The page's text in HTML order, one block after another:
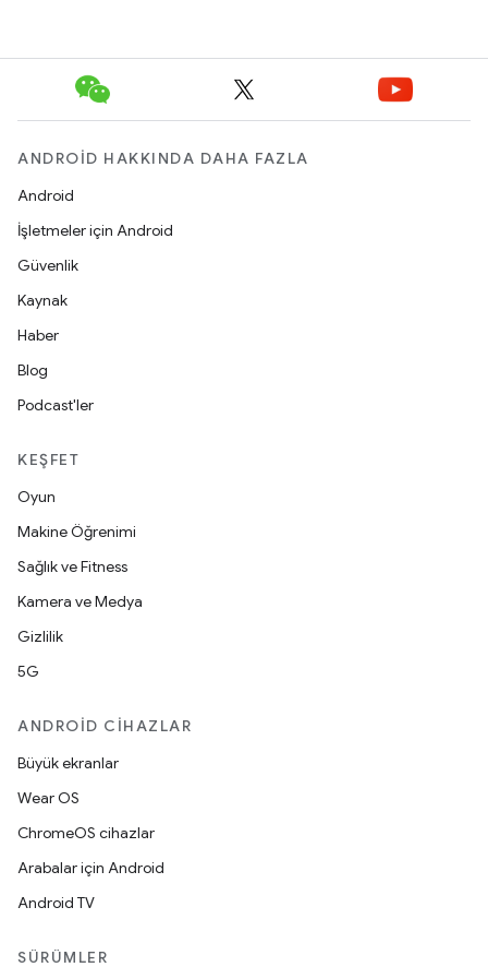
ANDROID HAKKINDA DAHA FAZLA
Android
İşletmeler için Android
Güvenlik
Kaynak
Haber
Blog
Podcast'ler
KEŞFET
Oyun
Makine Öğrenimi
Sağlık ve Fitness
Kamera ve Medya
Gizlilik
5G
ANDROID CIHAZLAR
Büyük ekranlar
Wear OS
ChromeOS cihazlar
Arabalar için Android
Android TV
SÜRÜMLER